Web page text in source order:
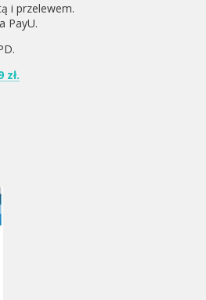
i przelewem.
PayU.
.
zł.